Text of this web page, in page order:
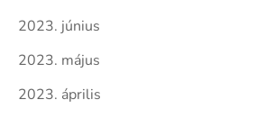
2023. június
2023. május
2023. április